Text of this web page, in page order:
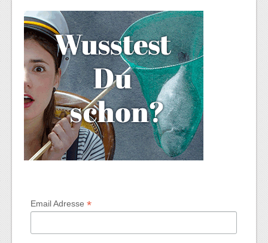
Email Adresse*